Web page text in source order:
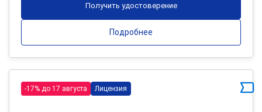
Получить удостоверение
Подробнее
-17% до 17 августа Лицензия